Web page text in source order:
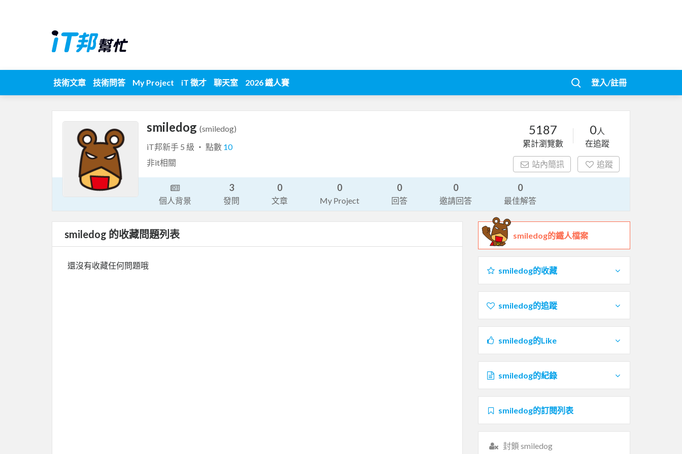
技術文章 技術問答 My Project iT 徵才 聊天室 2026 鐵人賽 登入/註冊
smiledog (smiledog)
iT邦新手 5 級 ‧ 點數 10
非it相關
5187
累計瀏覽數
0人
在追蹤
站內簡訊 追蹤
個人背景
3
發問
0
文章
0
My Project
0
回答
0
邀請回答
0
最佳解答
smiledog 的收藏問題列表
還沒有收藏任何問題哦
smiledog的鐵人檔案
smiledog的收藏
smiledog的追蹤
smiledog的Like
smiledog的紀錄
smiledog的訂閱列表
封鎖 smiledog